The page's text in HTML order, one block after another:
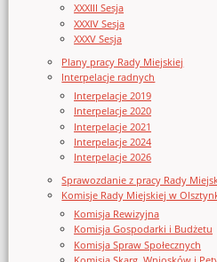
XXXIII Sesja
XXXIV Sesja
XXXV Sesja
Plany pracy Rady Miejskiej
Interpelacje radnych
Interpelacje 2019
Interpelacje 2020
Interpelacje 2021
Interpelacje 2024
Interpelacje 2026
Sprawozdanie z pracy Rady
Komisje Rady Miejskiej w
Komisja Rewizyjna
Komisja Gospodarki i Budżetu
Komisja Spraw Społecznych